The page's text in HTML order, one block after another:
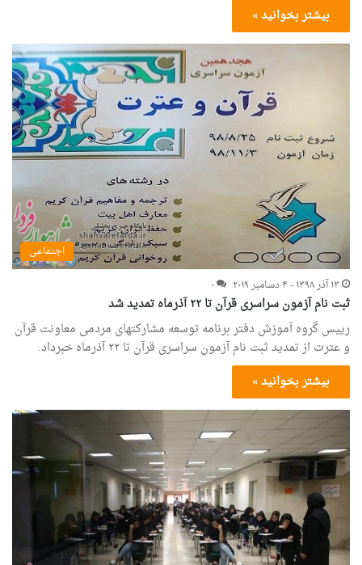
بیشتر بخوانید »
اجتماعی
۱۳ آذر ۱۳۹۸ - ۴ دسامبر ۲۰۱۹
۰
ثبت نام آزمون سراسری قرآن تا ۲۲ آذرماه تمدید شد
رییس گروه آموزش دفتر برنامه توسعه مشارکتهای مردمی معاونت قرآن
و عترت از تمدید ثبت نام آزمون سراسری قرآن تا ۲۲ آذرماه خبرداد.
بیشتر بخوانید »